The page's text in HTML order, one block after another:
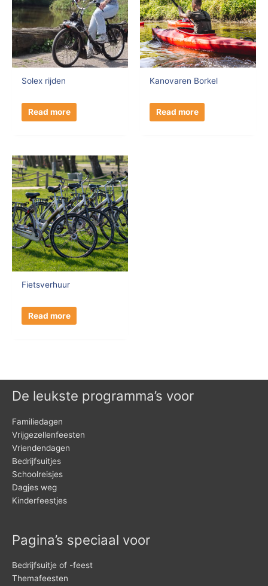
Solex rijden
Read more
Kanovaren Borkel
Read more
Fietsverhuur
Read more
De leukste programma’s voor
Familiedagen
Vrijgezellenfeesten
Vriendendagen
Bedrijfsuitjes
Schoolreisjes
Dagjes weg
Kinderfeestjes
Pagina’s speciaal voor
Bedrijfsuitje of -feest
Themafeesten